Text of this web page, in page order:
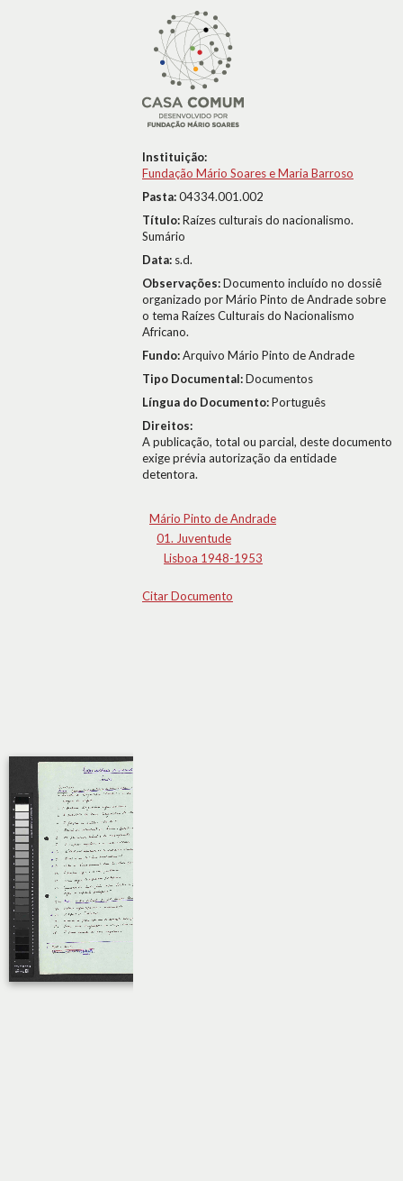
Instituição:
Fundação Mário Soares e Maria Barroso
Pasta:04334.001.002
Título:Raízes culturais do nacionalismo.
Sumário
Data: s.d.
Observações:Documento incluído no dossiê
organizado por Mário Pinto de Andrade sobre
o tema Raízes Culturais do Nacionalismo
Africano.
Fundo:Arquivo Mário Pinto de Andrade
Tipo Documental:Documentos
Língua do Documento:Português
Direitos:
A publicação, total ou parcial, deste documento
exige prévia autorização da entidade
detentora.
Mário Pinto de Andrade
01. Juventude
Lisboa 1948-1953
Citar Documento